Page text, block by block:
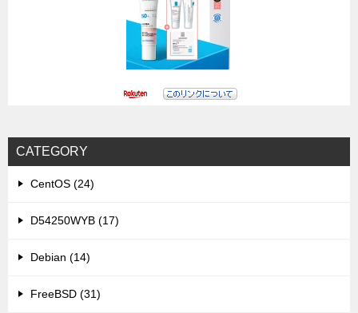
CATEGORY
CentOS (24)
D54250WYB (17)
Debian (14)
FreeBSD (31)